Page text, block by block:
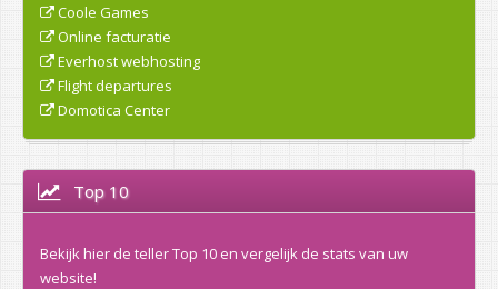
Coole Games
Online facturatie
Everhost webhosting
Flight departures
Domotica Center
Top 10
Bekijk hier de teller Top 10 en vergelijk de stats van uw
website!